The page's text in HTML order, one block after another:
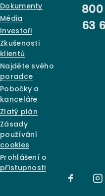
Dokumenty
Média
Investoři
Zkušenosti
klientů
Najděte svého
poradce
Pobočky a
kanceláře
Zlatý plán
Zásady
používání
cookies
Prohlášení o
přístupnosti
63